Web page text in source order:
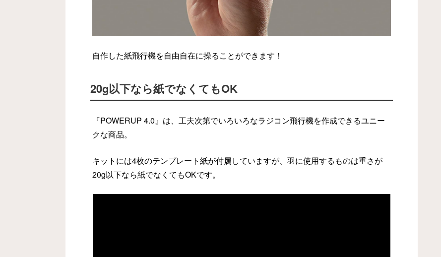
自作した紙飛行機を自由自在に操ることができます！
20g以下なら紙でなくてもOK
『POWERUP 4.0』は、工夫次第でいろいろなラジコン飛行機を作成できるユニー
クな商品。
キットには4枚のテンプレート紙が付属していますが、羽に使用するものは重さが
20g以下なら紙でなくてもOKです。